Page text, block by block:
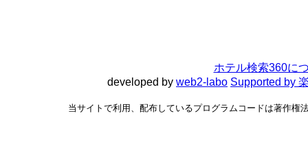
ホテル検索360に
developed by web2-labo Supported by
当サイトで利用、配布しているプログラムコードは著作